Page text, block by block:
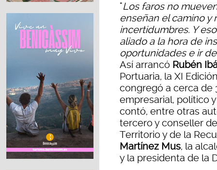
"Los faros no
enseñan el camino y
incertidumbres. Y
aliado a la hora de
oportunidades e ir
Así arrancó Rubén
Portuaria, la XI
congregó a cerca de
empresarial, político
contó, entre otras
tercero y conseller
Territorio y de la
Martínez Mus, la
y la presidenta de la